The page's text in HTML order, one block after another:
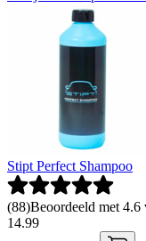
Stipt Perfect Shampoo
(88)Beoordeeld met 4.6
14.99